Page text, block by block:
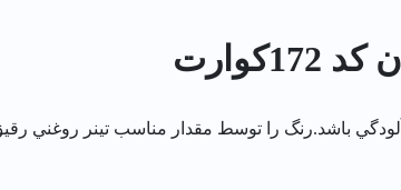
باشد.رنگ را توسط مقدار مناسب تينر روغني